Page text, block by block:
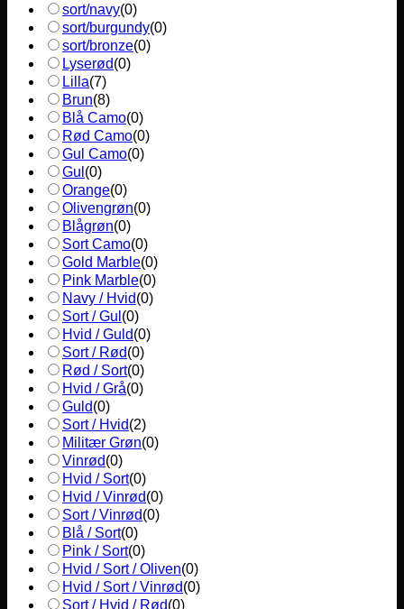
sort/navy(0)
sort/burgundy(0)
sort/bronze(0)
Lyserød(0)
Lilla(7)
Brun(8)
Blå Camo(0)
Rød Camo(0)
Gul Camo(0)
Gul (0)
Orange(0)
Olivengrøn(0)
Blågrøn(0)
Sort Camo(0)
Gold Marble(0)
Pink Marble(0)
Navy / Hvid(0)
Sort / Gul (0)
Hvid / Guld(0)
Sort / Rød(0)
Rød / Sort(0)
Hvid / Grå(0)
Guld(0)
Sort / Hvid(2)
Militær Grøn(0)
Vinrød(0)
Hvid / Sort(0)
Hvid / Vinrød(0)
Sort / Vinrød(0)
Blå / Sort(0)
Pink / Sort(0)
Hvid / Sort / Oliven(0)
Hvid / Sort / Vinrød(0)
Sort / Hvid / Rød(0)